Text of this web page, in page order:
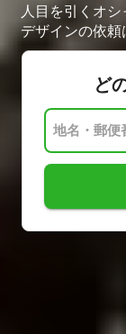
人目を引くオ
デザインの依頼
ど